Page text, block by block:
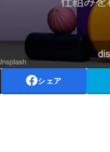
シェア